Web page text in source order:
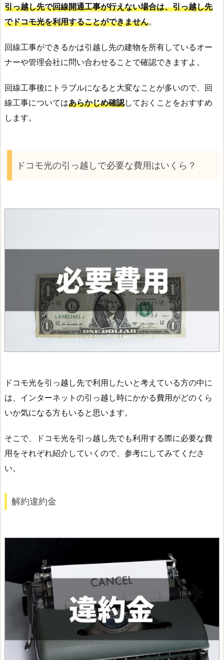
引っ越し先で回線開通工事が行えない場合は、引っ越し先
でドコモ光を利用することができません。
回線工事ができるかは引越し先の建物を所有しているオー
ナーや管理会社に問い合わせることで確認できますよ。
回線工事後にトラブルになると大変なことが多いので、回
線工事についてはあらかじめ確認しておくことをおすすめ
します。
ドコモ光の引っ越しで必要な費用はいくら？
ドコモ光を引っ越し先で利用したいと考えている方の中に
は、インターネットの引っ越し時にかかる費用がどのくら
いか気になる方もいると思います。
そこで、ドコモ光を引っ越し先でも利用する際に必要な費
用をそれぞれ紹介していくので、参考にしてみてくださ
い。
解約違約金